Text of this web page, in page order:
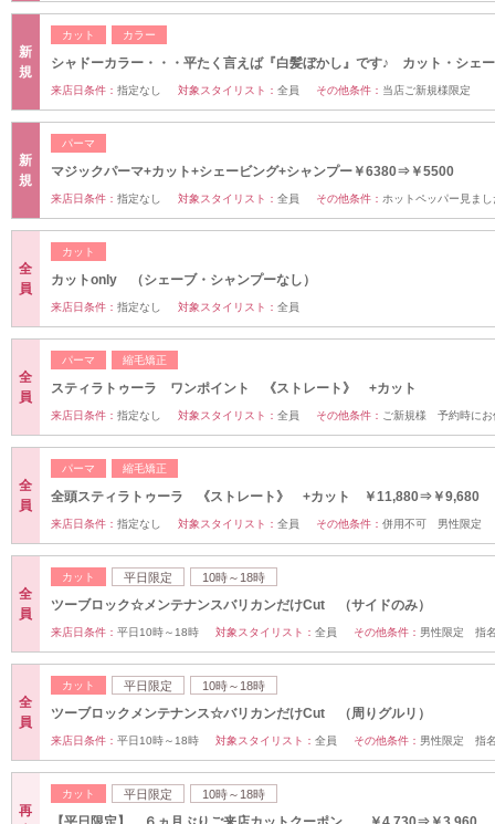
新
規
カット カラー
シャドーカラー・・・平たく言えば『白髪ぼかし』です♪ カット・シェ
来店日条件： 指定なし 対象スタイリスト： 全員 その他条件： 当店ご新規様限定
新
規
パーマ
マジックパーマ+カット+シェービング+シャンプー￥6380⇒￥5500
来店日条件： 指定なし 対象スタイリスト： 全員 その他条件： ホットペッパー見ま
全
員
カット
カットonly （シェーブ・シャンプーなし）
来店日条件： 指定なし 対象スタイリスト： 全員
全
員
パーマ 縮毛矯正
スティラトゥーラ ワンポイント 《ストレート》 +カット
来店日条件： 指定なし 対象スタイリスト： 全員 その他条件： ご新規様 予約時にお
全
員
パーマ 縮毛矯正
全頭スティラトゥーラ 《ストレート》 +カット ￥11,880⇒￥9,680
来店日条件： 指定なし 対象スタイリスト： 全員 その他条件： 併用不可 男性限定
全
員
カット 平日限定 10時～18時
ツーブロック☆メンテナンスバリカンだけCut （サイドのみ）
来店日条件： 平日10時～18時 対象スタイリスト： 全員 その他条件： 男性限定 指
全
員
カット 平日限定 10時～18時
ツーブロックメンテナンス☆バリカンだけCut （周りグルリ）
来店日条件： 平日10時～18時 対象スタイリスト： 全員 その他条件： 男性限定 指
再
カット 平日限定 10時～18時